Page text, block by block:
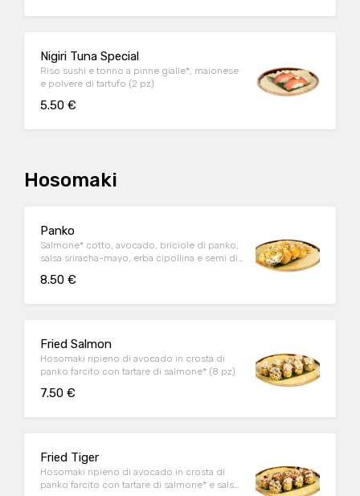
Nigiri Tuna Special
Riso sushi e tonno a pinne gialle*, maionese
e polvere di tartufo (2 pz)
5.50 €
Hosomaki
Panko
Salmone* cotto, avocado, briciole di panko,
salsa sriracha-mayo, erba cipollina e semi di
8.50 €
Fried Salmon
Hosomaki ripieno di avocado in crosta di
panko farcito con tartare di salmone* (8 pz)
7.50 €
Fried Tiger
Hosomaki ripieno di avocado in crosta di
panko farcito con tartare di salmone* e salsa